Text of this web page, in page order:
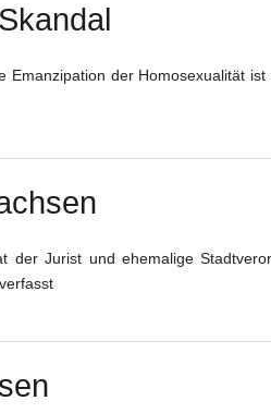
Emanzipation der Homosexualität
der Jurist und ehemalige